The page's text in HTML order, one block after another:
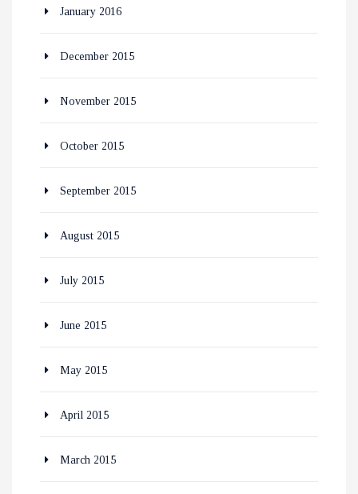
January 2016
December 2015
November 2015
October 2015
September 2015
August 2015
July 2015
June 2015
May 2015
April 2015
March 2015